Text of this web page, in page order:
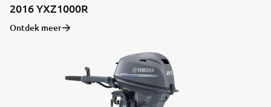
2016 YXZ1000R
Ontdek meer